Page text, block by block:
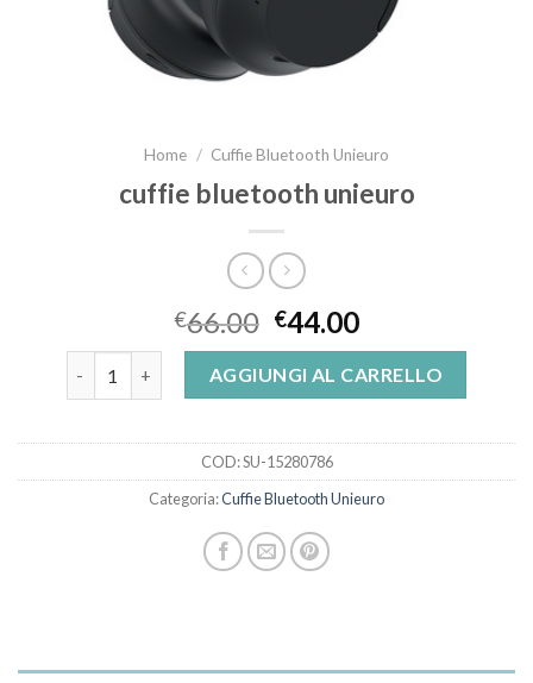
Home / Cuffie Bluetooth Unieuro
cuffie bluetooth unieuro
€66.00 €44.00
cuffie bluetooth unieuro quantità
AGGIUNGI AL CARRELLO
COD:SU-15280786
Categoria:Cuffie Bluetooth Unieuro